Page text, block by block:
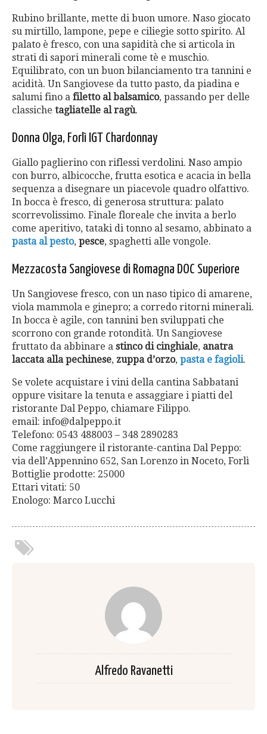
Rubino brillante, mette di buon umore. Naso giocato
su mirtillo, lampone, pepe e ciliegie sotto spirito. Al
palato è fresco, con una sapidità che si articola in
strati di sapori minerali come tè e muschio.
Equilibrato, con un buon bilanciamento tra tannini e
acidità. Un Sangiovese da tutto pasto, da piadina e
salumi fino a filetto al balsamico, passando per delle
classiche tagliatelle al ragù.
Donna Olga, Forlì IGT Chardonnay
Giallo paglierino con riflessi verdolini. Naso ampio
con burro, albicocche, frutta esotica e acacia in bella
sequenza a disegnare un piacevole quadro olfattivo.
In bocca è fresco, di generosa struttura: palato
scorrevolissimo. Finale floreale che invita a berlo
come aperitivo, tataki di tonno al sesamo, abbinato a
pasta al pesto, pesce, spaghetti alle vongole.
Mezzacosta Sangiovese di Romagna DOC Superiore
Un Sangiovese fresco, con un naso tipico di amarene,
viola mammola e ginepro; a corredo ritorni minerali.
In bocca è agile, con tannini ben sviluppati che
scorrono con grande rotondità. Un Sangiovese
fruttato da abbinare a stinco di cinghiale, anatra
laccata alla pechinese, zuppa d’orzo, pasta e fagioli.
Se volete acquistare i vini della cantina Sabbatani
oppure visitare la tenuta e assaggiare i piatti del
ristorante Dal Peppo, chiamare Filippo.
email: info@dalpeppo.it
Telefono: 0543 488003 – 348 2890283
Come raggiungere il ristorante-cantina Dal Peppo:
via dell’Appennino 652, San Lorenzo in Noceto, Forlì
Bottiglie prodotte: 25000
Ettari vitati: 50
Enologo: Marco Lucchi
Alfredo Ravanetti